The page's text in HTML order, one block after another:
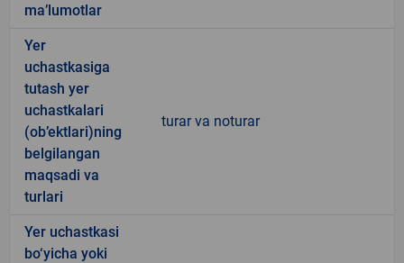
ma’lumotlar
Yer
uchastkasiga
tutash yer
uchastkalari
(ob’ektlari)ning
belgilangan
maqsadi va
turlari
turar va noturar
Yer uchastkasi
bo‘yicha yoki